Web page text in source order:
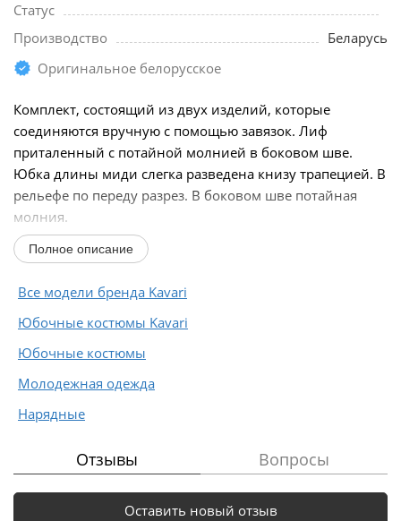
Статус
Производство
Беларусь
Оригинальное белорусское
Комплект, состоящий из двух изделий, которые
соединяются вручную с помощью завязок. Лиф
приталенный с потайной молнией в боковом шве.
Юбка длины миди слегка разведена книзу трапецией. В
рельефе по переду разрез. В боковом шве потайная
молния.
Длина переда топа от линии плеча в размерах 42-46...
Полное описание
Все модели бренда Kavari
Юбочные костюмы Kavari
Юбочные костюмы
Молодежная одежда
Нарядные
Отзывы Вопросы
Оставить новый отзыв